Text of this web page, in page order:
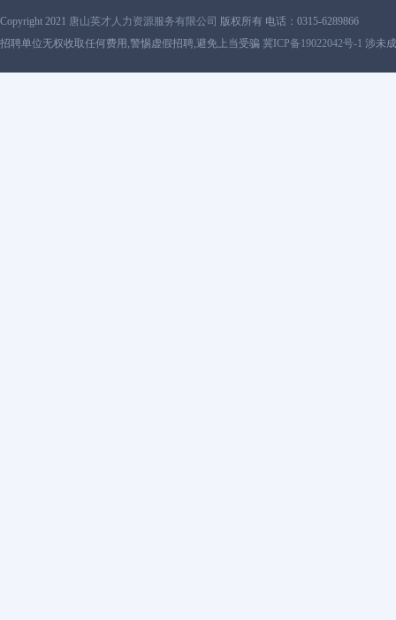
Copyright 2021 唐山英才人力资源服务有限公司 版权所有 电话：0315-6289866
招聘单位无权收取任何费用,警惕虚假招聘,避免上当受骗 冀ICP备19022042号-1 涉未